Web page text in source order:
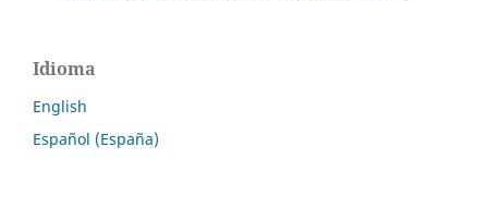
Idioma
English
Español (España)